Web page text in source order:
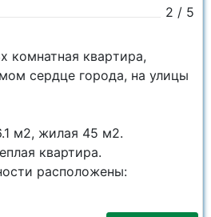
2 / 5
комнатная кваpтира,
сeрдце гopoдa, нa улицы
м2, жилая 45 м2.
квартира.
расположены: